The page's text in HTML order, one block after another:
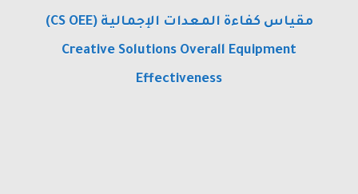
مقياس كفاءة المعدات الإجمالية (CS OEE)
Creative Solutions Overall Equipment
Effectiveness